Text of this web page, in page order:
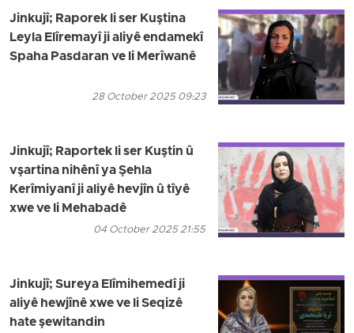
Jinkujî; Raporek li ser Kuştina
Leyla Elîremayî ji aliyê endamekî
Spaha Pasdaran ve li Merîwanê
28 October 2025 09:23
Jinkujî; Raportek li ser Kuştin û
vşartina nihênî ya Şehla
Kerîmiyanî ji aliyê hevjîn û tîyê
xwe ve li Mehabadê
04 October 2025 21:55
Jinkujî; Sureya Elîmihemedî ji
aliyê hewjînê xwe ve li Seqizê
hate şewitandin